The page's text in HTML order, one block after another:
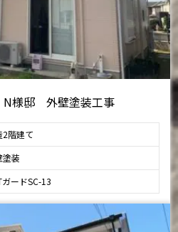
様邸 外壁塗装工事
2階建て
塗装
ガードSC-13